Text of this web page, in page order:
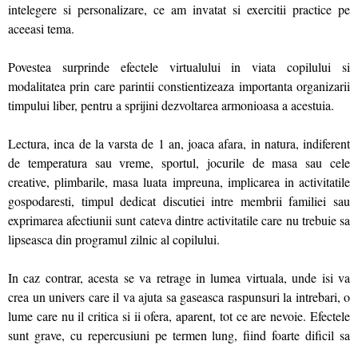
intelegere si personalizare, ce am invatat si exercitii practice pe
aceeasi tema.
Povestea surprinde efectele virtualului in viata copilului si
modalitatea prin care parintii constientizeaza importanta organizarii
timpului liber, pentru a sprijini dezvoltarea armonioasa a acestuia.
Lectura, inca de la varsta de 1 an, joaca afara, in natura, indiferent
de temperatura sau vreme, sportul, jocurile de masa sau cele
creative, plimbarile, masa luata impreuna, implicarea in activitatile
gospodaresti, timpul dedicat discutiei intre membrii familiei sau
exprimarea afectiunii sunt cateva dintre activitatile care nu trebuie sa
lipseasca din programul zilnic al copilului.
In caz contrar, acesta se va retrage in lumea virtuala, unde isi va
crea un univers care il va ajuta sa gaseasca raspunsuri la intrebari, o
lume care nu il critica si ii ofera, aparent, tot ce are nevoie. Efectele
sunt grave, cu repercusiuni pe termen lung, fiind foarte dificil sa